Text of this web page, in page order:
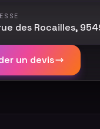
un devis